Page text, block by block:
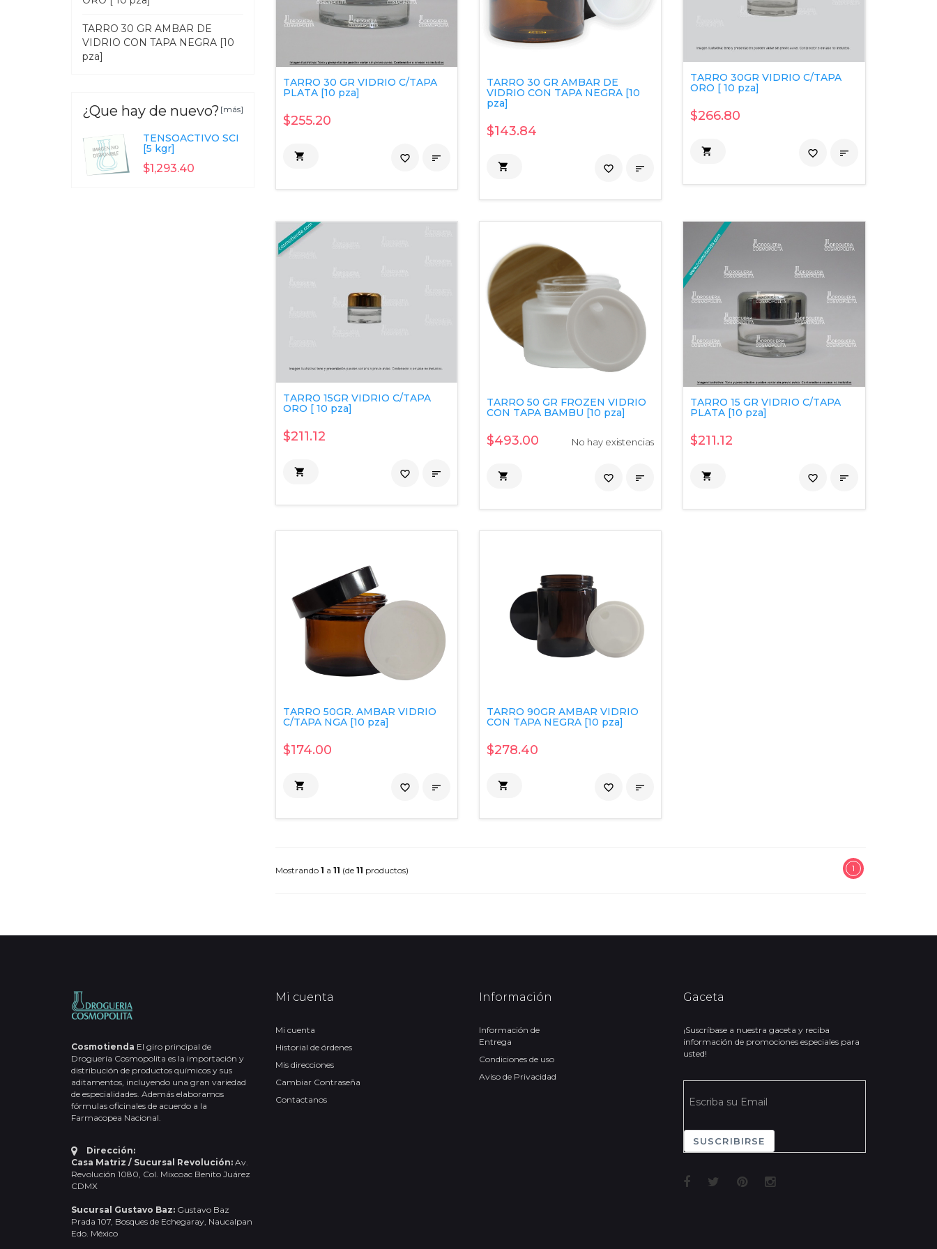
TARRO 30 GR VIDRIO C/TAPA
PLATA [10 pza]
$255.20
 
favorite_border
TARRO 30 GR AMBAR DE
VIDRIO CON TAPA NEGRA [10
pza]
$143.84
 
favorite_border
TARRO 30GR VIDRIO C/TAPA
ORO [ 10 pza]
$266.80
 
favorite_border
TARRO 15GR VIDRIO C/TAPA
ORO [ 10 pza]
$211.12
 
favorite_border
TARRO 50 GR FROZEN VIDRIO
CON TAPA BAMBU [10 pza]
$493.00 No hay existencias
 
favorite_border
TARRO 15 GR VIDRIO C/TAPA
PLATA [10 pza]
$211.12
 
favorite_border
TARRO 50GR. AMBAR VIDRIO
C/TAPA NGA [10 pza]
$174.00
 
favorite_border
TARRO 90GR AMBAR VIDRIO
CON TAPA NEGRA [10 pza]
$278.40
 
favorite_border
Mostrando 1 a 11 (de 11 productos) 1
TARRO 30 GR AMBAR DE
VIDRIO CON TAPA NEGRA [10
pza]
¿Que hay de nuevo? [más]
TENSOACTIVO SCI
[5 kgr]
$1,293.40
Cosmotienda El giro principal de
Droguería Cosmopolita es la importación y
distribución de productos químicos y sus
aditamentos, incluyendo una gran variedad
de especialidades. Además elaboramos
fórmulas oficinales de acuerdo a la
Farmacopea Nacional.
Dirección:
Casa Matriz / Sucursal Revolución: Av.
Revolución 1080, Col. Mixcoac Benito Juárez
CDMX
Sucursal Gustavo Baz: Gustavo Baz
Prada 107, Bosques de Echegaray, Naucalpan
Edo. México
Mi cuenta
Mi cuenta
Historial de órdenes
Mis direcciones
Cambiar Contraseña
Contactanos
Información
Información de
Entrega
Condiciones de uso
Aviso de Privacidad
Gaceta
¡Suscríbase a nuestra gaceta y reciba
información de promociones especiales para
usted!
SUSCRIBIRSE